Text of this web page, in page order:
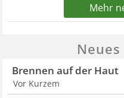
Mehr
Brennen auf der Haut
Vor Kurzem